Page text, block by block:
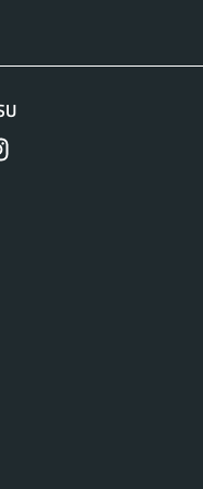
www.facebook.com/